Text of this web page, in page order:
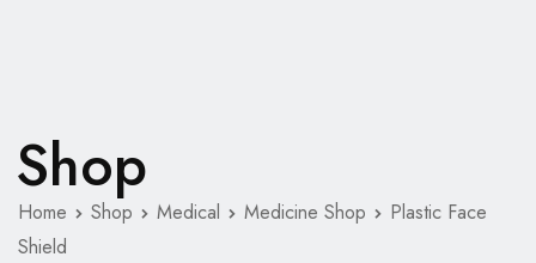
Shop
Home Shop Medical Medicine Shop
Plastic Face
Shield